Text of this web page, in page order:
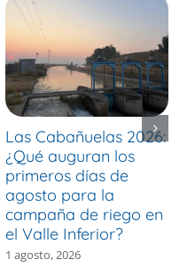
Las Cabañuelas 2026:
¿Qué auguran los
primeros días de
agosto para la
campaña de riego en
el Valle Inferior?
1 agosto, 2026